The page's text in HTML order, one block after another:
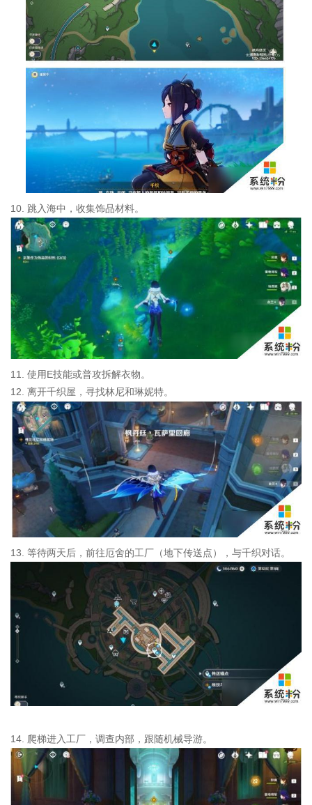
10. 跳入海中，收集饰品材料。
11. 使用E技能或普攻拆解衣物。
12. 离开千织屋，寻找林尼和琳妮特。
13. 等待两天后，前往厄舍的工厂（地下传送点），与千织对话。
14. 爬梯进入工厂，调查内部，跟随机械导游。